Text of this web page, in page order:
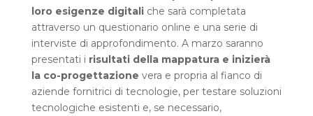
loro esigenze digitali che sarà completata
attraverso un questionario online e una serie di
interviste di approfondimento. A marzo saranno
presentati i risultati della mappatura e inizierà
la co-progettazione vera e propria al fianco di
aziende fornitrici di tecnologie, per testare soluzioni
tecnologiche esistenti e, se necessario,